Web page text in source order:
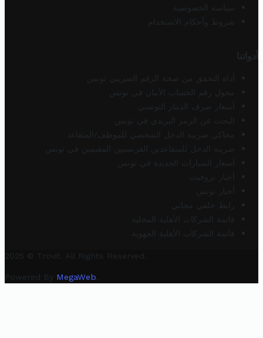
سياسة الخصوصية
شروط وأحكام الاستخدام
أدواتنا
أداة التحقق من صحة الرقم الضريبي تونس
محول رقم الحساب الآيبان في تونس
أسعار صرف الدينار التونسي
البحث عن الرمز البريدي في تونس
محاكي ضريبة الدخل الشخصي للموظف/المتقاعد
ضريبة الدخل للمتقاعدين الفرنسيين المقيمين في تونس
أسعار السيارات الجديدة في تونس
أخبار تروفيت
أخبار تونس
رابط خلفي مجاني
قائمة الشركات الأهلية المحلية
قائمة الشركات الأهلية الجهوية
2025 © Trovit. All Rights Reserved.
Powered By MegaWeb